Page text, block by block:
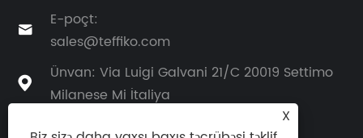

E-poçt:
sales@teffiko.com

Ünvan: Via Luigi Galvani 21/C 20019 Settimo
Milanese Mi İtaliya
X